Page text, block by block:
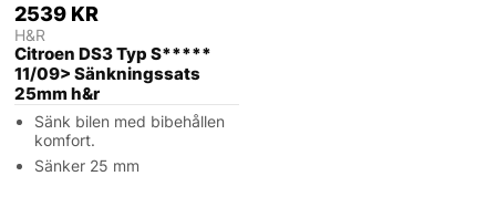
2539 KR
H&R
Citroen DS3 Typ S*****
11/09> Sänkningssats
25mm h&r
Sänk bilen med bibehållen
komfort.
Sänker 25 mm